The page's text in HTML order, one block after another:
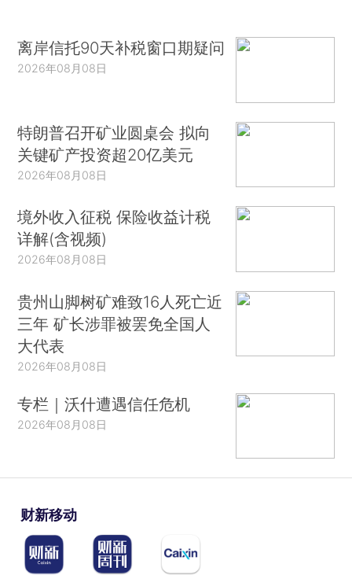
离岸信托90天补税窗口期疑问
2026年08月08日
特朗普召开矿业圆桌会 拟向
关键矿产投资超20亿美元
2026年08月08日
境外收入征税 保险收益计税
详解(含视频)
2026年08月08日
贵州山脚树矿难致16人死亡近
三年 矿长涉罪被罢免全国人
大代表
2026年08月08日
专栏｜沃什遭遇信任危机
2026年08月08日
财新移动